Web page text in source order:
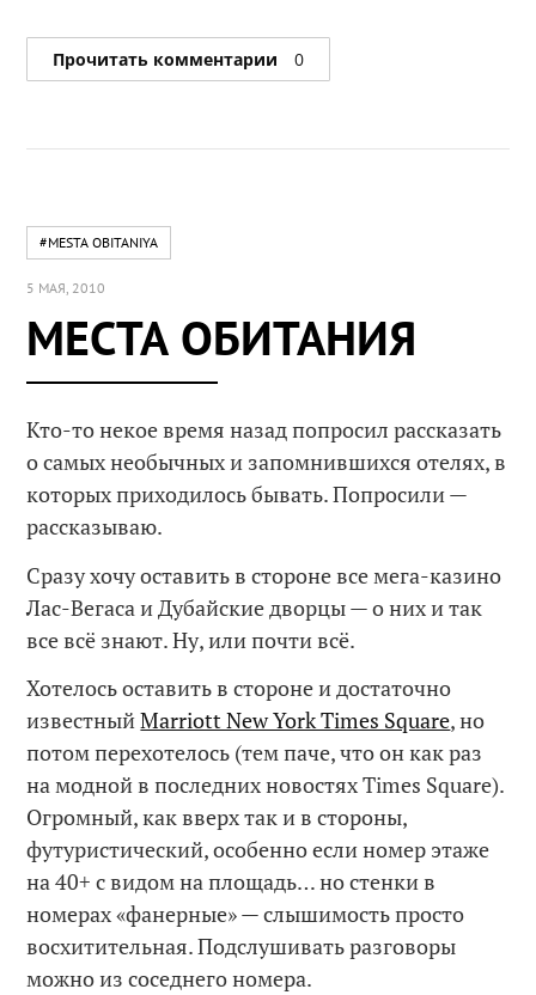
Прочитать комментарии 0
#MESTA OBITANIYA
5 МАЯ, 2010
МЕСТА ОБИТАНИЯ
Кто-то некое время назад попросил рассказать
о самых необычных и запомнившихся отелях, в
которых приходилось бывать. Попросили —
рассказываю.
Сразу хочу оставить в стороне все мега-казино
Лас-Вегаса и Дубайские дворцы — о них и так
все всё знают. Ну, или почти всё.
Хотелось оставить в стороне и достаточно
известныйMarriott New York Times Square, но
потом перехотелось (тем паче, что он как раз
на модной в последних новостях Times Square).
Огромный, как вверх так и в стороны,
футуристический, особенно если номер этаже
на 40+ с видом на площадь… но стенки в
номерах «фанерные» — слышимость просто
восхитительная. Подслушивать разговоры
можно из соседнего номера.